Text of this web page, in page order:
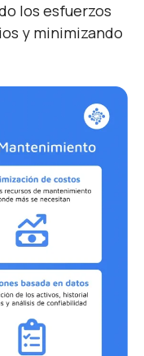
los esfuerzos
y minimizando